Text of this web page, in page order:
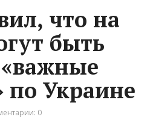
что на
быть
по Украине
0